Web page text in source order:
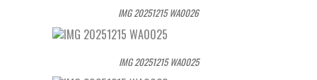
IMG 20251215 WA0026
IMG 20251215 WA0025